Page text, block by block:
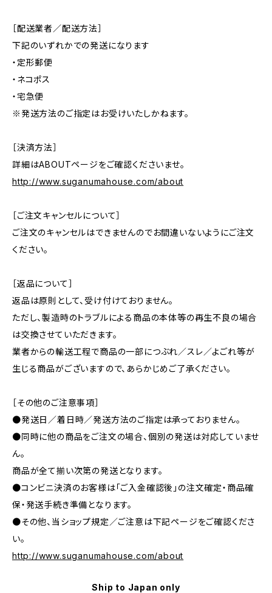
［配送業者／配送方法］
下記のいずれかでの発送になります
・定形郵便
・ネコポス
・宅急便
※発送方法のご指定はお受けいたしかねます。
［決済方法］
詳細はABOUTページをご確認くださいませ。
http://www.suganumahouse.com/about
［ご注文キャンセルについて］
ご注文のキャンセルはできませんのでお間違いないようにご注文
ください。
［返品について］
返品は原則として、受け付けておりません。
ただし、製造時のトラブルによる商品の本体等の再生不良の場合
は交換させていただきます。
業者からの輸送工程で商品の一部につぶれ／スレ／よごれ等が
生じる商品がございますので、あらかじめご了承ください。
［その他のご注意事項］
●発送日／着日時／発送方法のご指定は承っておりません。
●同時に他の商品をご注文の場合、個別の発送は対応していませ
ん。
商品が全て揃い次第の発送となります。
●コンビニ決済のお客様は「ご入金確認後」の注文確定・商品確
保・発送手続き準備となります。
●その他、当ショップ規定／ご注意は下記ページをご確認くださ
い。
http://www.suganumahouse.com/about
Ship to Japan only